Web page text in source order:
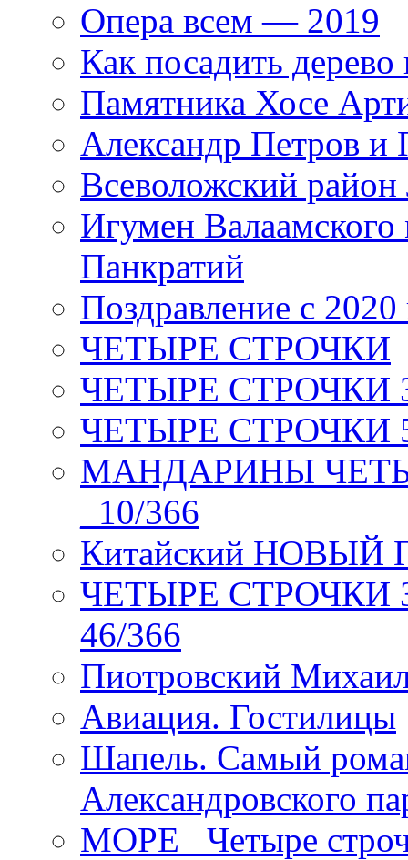
Опера всем — 2019
Как посадить дерево
Памятника Хосе
Александр Петров и
Всеволожский район
Игумен
Панкратий
Поздравление с 2020
ЧЕТЫРЕ СТРОЧКИ
ЧЕТЫРЕ СТРОЧКИ 3
ЧЕТЫРЕ СТРОЧКИ 5
МАНДАРИНЫ
_10/366
Китайский НОВЫЙ
ЧЕТЫРЕ СТРОЧКИ
46/366
Пиотровский
Авиация. Гостилицы
Шапель. Самый
Александровского
МОРЕ _Четыре